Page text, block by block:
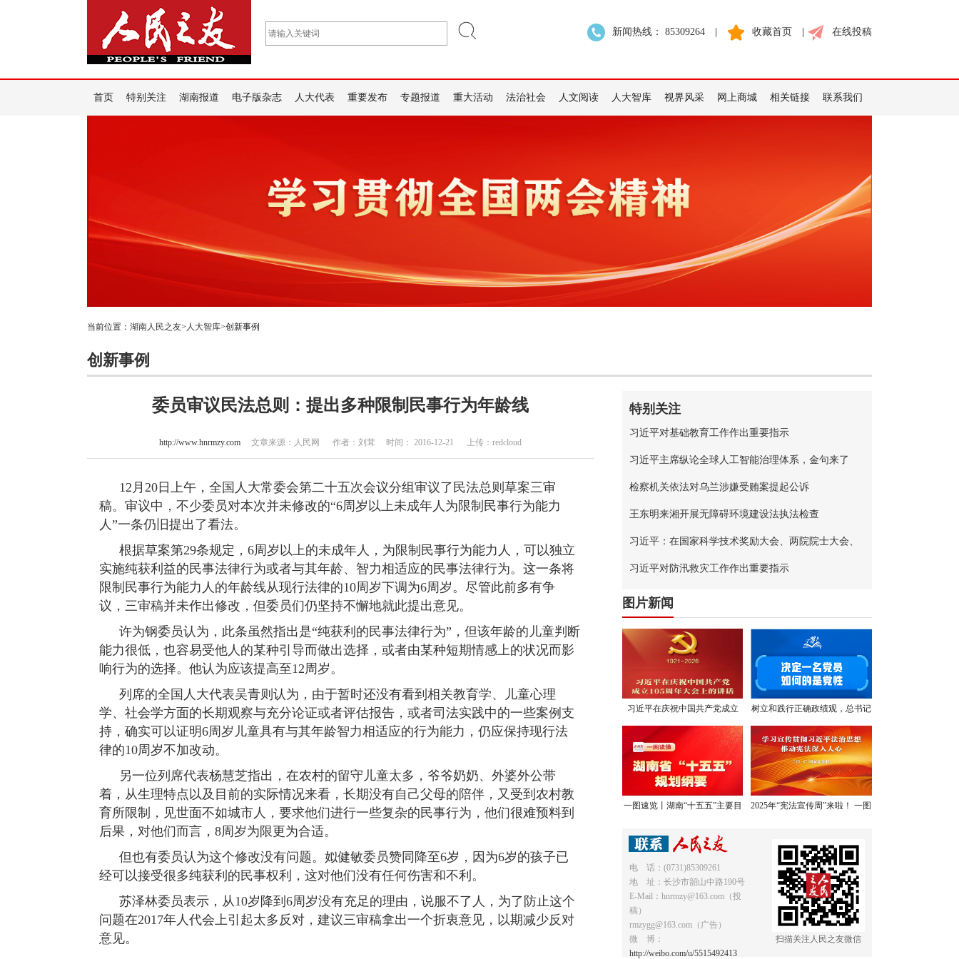
新闻热线： 85309264 收藏首页 在线投稿
首页 特别关注 湖南报道 电子版杂志 人大代表 重要发布 专题报道 重大活动 法治社会 人文阅读 人大智库 视界风采 网上商城 相关链接 联系我们
当前位置： 湖南人民之友> 人大智库>创新事例
创新事例
委员审议民法总则：提出多种限制民事行为年龄线
http://www.hnrmzy.com 文章来源：人民网 作者：刘茸 时间： 2016-12-21 上传：redcloud
12月20日上午，全国人大常委会第二十五次会议分组审议了民法总则草案三审
稿。审议中，不少委员对本次并未修改的“6周岁以上未成年人为限制民事行为能力
人”一条仍旧提出了看法。
根据草案第29条规定，6周岁以上的未成年人，为限制民事行为能力人，可以独立
实施纯获利益的民事法律行为或者与其年龄、智力相适应的民事法律行为。这一条将
限制民事行为能力人的年龄线从现行法律的10周岁下调为6周岁。尽管此前多有争
议，三审稿并未作出修改，但委员们仍坚持不懈地就此提出意见。
许为钢委员认为，此条虽然指出是“纯获利的民事法律行为”，但该年龄的儿童判断
能力很低，也容易受他人的某种引导而做出选择，或者由某种短期情感上的状况而影
响行为的选择。他认为应该提高至12周岁。
列席的全国人大代表吴青则认为，由于暂时还没有看到相关教育学、儿童心理
学、社会学方面的长期观察与充分论证或者评估报告，或者司法实践中的一些案例支
持，确实可以证明6周岁儿童具有与其年龄智力相适应的行为能力，仍应保持现行法
律的10周岁不加改动。
另一位列席代表杨慧芝指出，在农村的留守儿童太多，爷爷奶奶、外婆外公带
着，从生理特点以及目前的实际情况来看，长期没有自己父母的陪伴，又受到农村教
育所限制，见世面不如城市人，要求他们进行一些复杂的民事行为，他们很难预料到
后果，对他们而言，8周岁为限更为合适。
但也有委员认为这个修改没有问题。姒健敏委员赞同降至6岁，因为6岁的孩子已
经可以接受很多纯获利的民事权利，这对他们没有任何伤害和不利。
苏泽林委员表示，从10岁降到6周岁没有充足的理由，说服不了人，为了防止这个
问题在2017年人代会上引起太多反对，建议三审稿拿出一个折衷意见，以期减少反对
意见。
特别关注
习近平对基础教育工作作出重要指示
习近平主席纵论全球人工智能治理体系，金句来了
检察机关依法对乌兰涉嫌受贿案提起公诉
王东明来湘开展无障碍环境建设法执法检查
习近平：在国家科学技术奖励大会、两院院士大会、
中国科协第十一次全国代表大会上的讲话
习近平对防汛救灾工作作出重要指示
图片新闻
习近平在庆祝中国共产党成立
105周年大会上的讲话，学金
句，悟深意！
树立和践行正确政绩观，总书记
提出明确要求
一图速览丨湖南“十五五”主要目
2025年“宪法宣传周”来啦！ 一图
电 话：(0731)85309261
地 址：长沙市韶山中路190号
E-Mail：hnrmzy@163.com（投
稿）
rmzygg@163.com（广告）
微 博：
http://weibo.com/u/5515492413
扫描关注人民之友微信